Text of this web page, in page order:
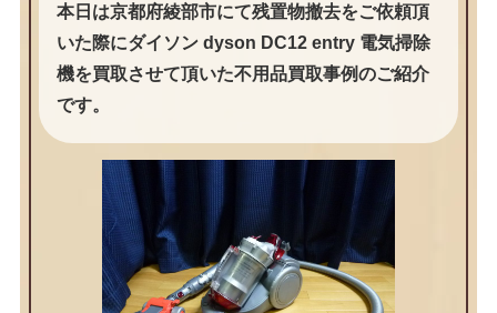
本日は京都府綾部市にて残置物撤去をご依頼頂
いた際にダイソン dyson DC12 entry 電気掃除
機を買取させて頂いた不用品買取事例のご紹介
です。